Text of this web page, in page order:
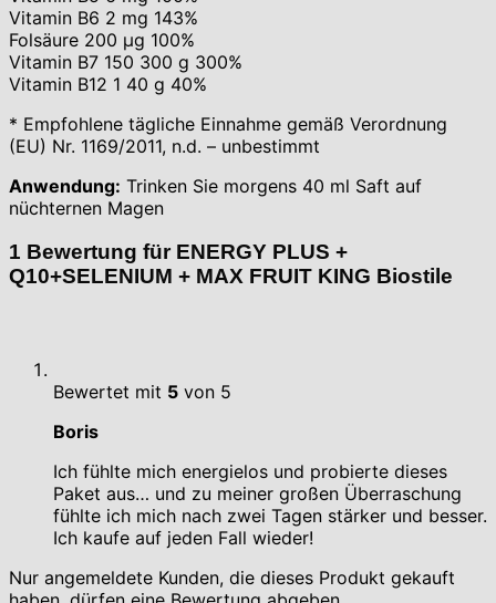
Vitamin B6 2 mg 143%
Folsäure 200 µg 100%
Vitamin B7 150 300 g 300%
Vitamin B12 1 40 g 40%
* Empfohlene tägliche Einnahme gemäß Verordnung
(EU) Nr. 1169/2011, n.d. – unbestimmt
Anwendung: Trinken Sie morgens 40 ml Saft auf
nüchternen Magen
1 Bewertung für ENERGY PLUS +
Q10+SELENIUM + MAX FRUIT KING Biostile
Bewertet mit 5 von 5
Boris
Ich fühlte mich energielos und probierte dieses
Paket aus… und zu meiner großen Überraschung
fühlte ich mich nach zwei Tagen stärker und besser.
Ich kaufe auf jeden Fall wieder!
Nur angemeldete Kunden, die dieses Produkt gekauft